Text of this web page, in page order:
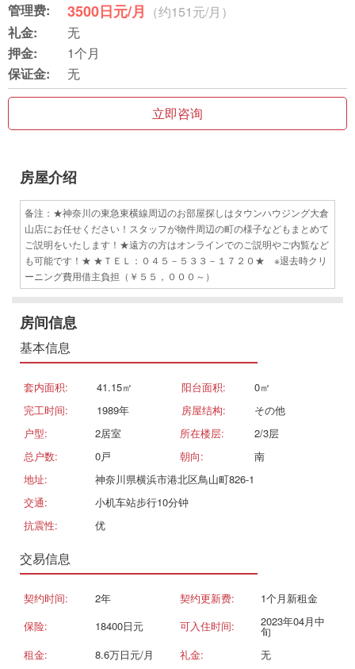
管理费:
3500日元/月 （约151元/月）
礼金:
无
押金:
1个月
保证金:
无
立即咨询
房屋介绍
备注：★神奈川の東急東横線周辺のお部屋探しはタウンハウジング大倉
山店にお任せください！スタッフが物件周辺の町の様子などもまとめて
ご説明をいたします！★遠方の方はオンラインでのご説明やご内覧など
も可能です！★ ★ＴＥＬ：０４５－５３３－１７２０★ ※退去時クリ
ーニング費用借主負担（￥５５，０００～）
房间信息
基本信息
套内面积: 41.15㎡ 阳台面积:
0㎡
完工时间:
1989年 房屋结构:
その他
户型:
2居室 所在楼层:
2/3层
总户数:
0戸 朝向:
南
地址:
神奈川県横浜市港北区鳥山町826-1
交通:
小机车站步行10分钟
抗震性:
优
交易信息
契约时间: 2年 契约更新费:
1个月新租金
保险:
18400日元 可入住时间: 2023年04月中
旬
租金:
8.6万日元/月 礼金:
无